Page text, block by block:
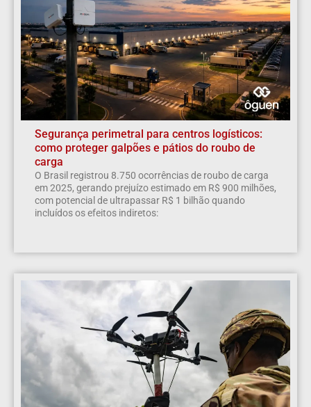
Segurança perimetral para centros logísticos:
como proteger galpões e pátios do roubo de
carga
O Brasil registrou 8.750 ocorrências de roubo de carga
em 2025, gerando prejuízo estimado em R$ 900 milhões,
com potencial de ultrapassar R$ 1 bilhão quando
incluídos os efeitos indiretos: